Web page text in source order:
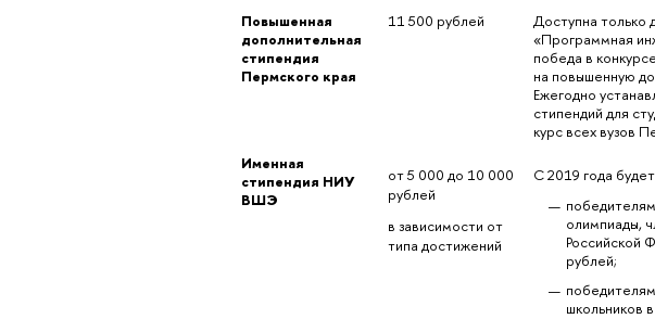
Повышенная
дополнительная
стипендия
Пермского края
11 500 рублей
Доступна только
«Программная
победа в
на повышенную
Ежегодно
стипендий для
курс всех вузов
Именная
стипендия НИУ
ВШЭ
от 5 000 до 10 000
рублей
в зависимости от
типа достижений
С 2019 года
олимпиады,
Российской
рублей;
школьников